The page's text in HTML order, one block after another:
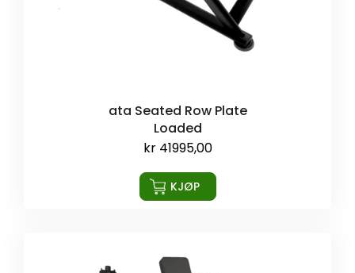
ata Seated Row Plate
Loaded
kr41995,00
KJØP